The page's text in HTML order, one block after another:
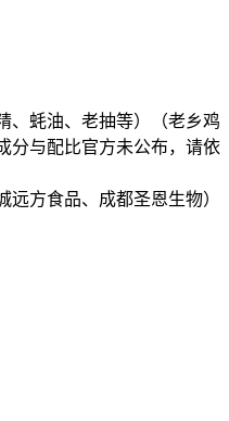
、蚝油、老抽等）（老乡鸡
分与配比官方未公布，请依
方食品、成都圣恩生物）